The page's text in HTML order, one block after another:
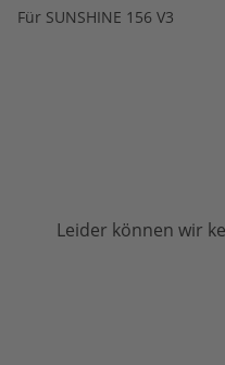
Für SUNSHINE 156 V3
Leider können wir